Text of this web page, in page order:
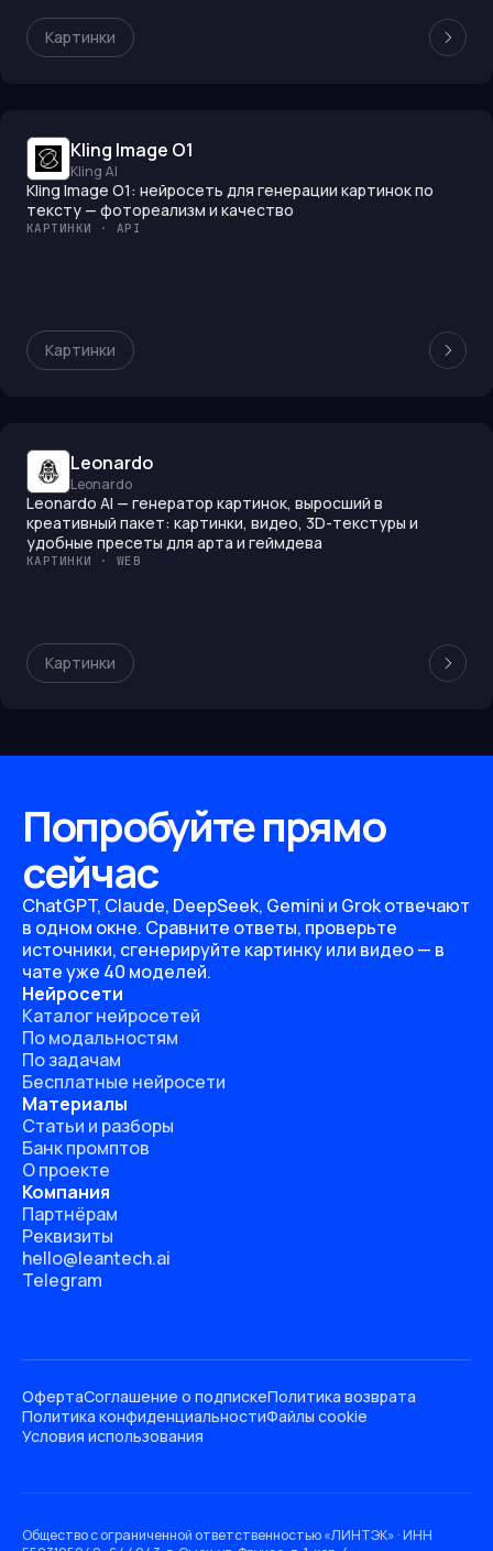
Картинки
Kling Image O1
Kling AI
Kling Image O1: нейросеть для генерации картинок по
тексту — фотореализм и качество
КАРТИНКИ · API
Картинки
Leonardo
Leonardo
Leonardo AI — генератор картинок, выросший в
креативный пакет: картинки, видео, 3D-текстуры и
удобные пресеты для арта и геймдева
КАРТИНКИ · WEB
Картинки
Попробуйте прямо
сейчас
ChatGPT, Claude, DeepSeek, Gemini и Grok отвечают
в одном окне. Сравните ответы, проверьте
источники, сгенерируйте картинку или видео — в
чате уже 40 моделей.
Нейросети
Каталог нейросетей
По модальностям
По задачам
Бесплатные нейросети
Материалы
Статьи и разборы
Банк промптов
О проекте
Компания
Партнёрам
Реквизиты
hello@leantech.ai
Telegram
ОфертаСоглашение о подпискеПолитика возврата
Политика конфиденциальностиФайлы cookie
Условия использования
Общество с ограниченной ответственностью «ЛИНТЭК» · ИНН